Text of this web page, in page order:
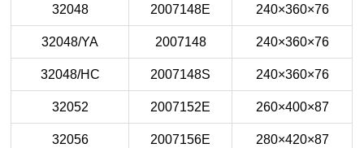
32048 2007148E 240×360×76
32048/YA 2007148 240×360×76
32048/HC 2007148S 240×360×76
32052 2007152E 260×400×87
32056 2007156E 280×420×87